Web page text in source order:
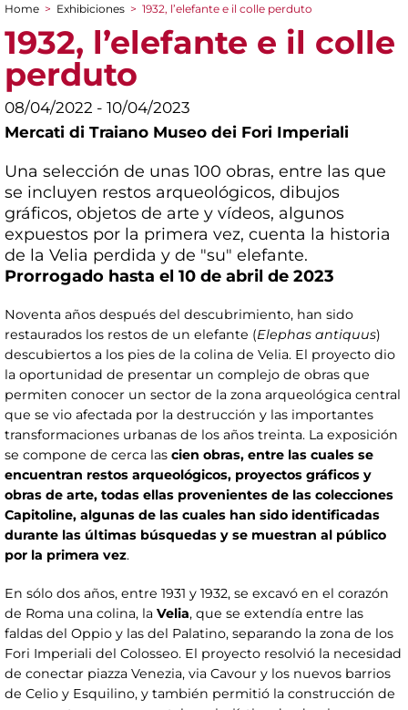
You are here
Home > Exhibiciones > 1932, l’elefante e il colle perduto
1932, l’elefante e il colle
perduto
08/04/2022 - 10/04/2023
Mercati di Traiano Museo dei Fori Imperiali
Una selección de unas 100 obras, entre las que
se incluyen restos arqueológicos, dibujos
gráficos, objetos de arte y vídeos, algunos
expuestos por la primera vez, cuenta la historia
de la Velia perdida y de "su" elefante.
Prorrogado hasta el 10 de abril de 2023
Noventa años después del descubrimiento, han sido
restaurados los restos de un elefante (Elephas antiquus)
descubiertos a los pies de la colina de Velia. El proyecto dio
la oportunidad de presentar un complejo de obras que
permiten conocer un sector de la zona arqueológica central
que se vio afectada por la destrucción y las importantes
transformaciones urbanas de los años treinta. La exposición
se compone de cerca las cien obras, entre las cuales se
encuentran restos arqueológicos, proyectos gráficos y
obras de arte, todas ellas provenientes de las colecciones
Capitoline, algunas de las cuales han sido identificadas
durante las últimas búsquedas y se muestran al público
por la primera vez.
En sólo dos años, entre 1931 y 1932, se excavó en el corazón
de Roma una colina, la Velia, que se extendía entre las
faldas del Oppio y las del Palatino, separando la zona de los
Fori Imperiali del Colosseo. El proyecto resolvió la necesidad
de conectar piazza Venezia, via Cavour y los nuevos barrios
de Celio y Esquilino, y también permitió la construcción de